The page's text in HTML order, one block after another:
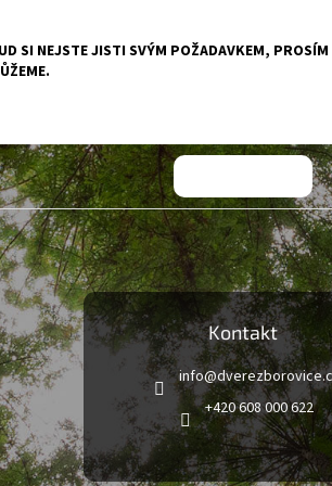
SI NEJSTE JISTI SVÝM POŽADAVKEM,
Kontakt
info@
+420 608 000 622